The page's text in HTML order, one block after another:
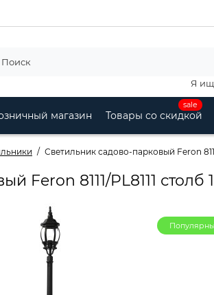
Я
магазин
sale
Товары со скидкой
Светильник садово-парковый Feron
Feron 8111/PL8111 столб